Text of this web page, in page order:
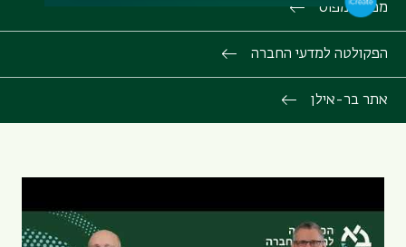
מפת קמפוס
הפקולטה למדעי החברה
אתר בר-אילן